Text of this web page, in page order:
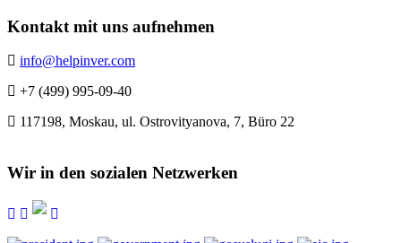
Kontakt mit uns aufnehmen
info@helpinver.com
+7 (499) 995-09-40
117198, Moskau, ul. Ostrovityanova, 7, Büro 22
Wir in den sozialen Netzwerken